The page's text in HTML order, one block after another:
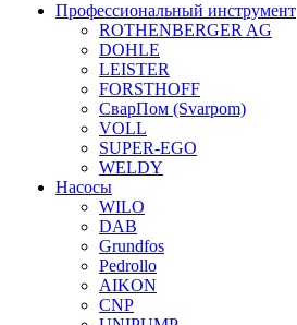
Профессиональный инструмент
ROTHENBERGER AG
DOHLE
LEISTER
FORSTHOFF
СварПом (Svarpom)
VOLL
SUPER-EGO
WELDY
Насосы
WILO
DAB
Grundfos
Pedrollo
AIKON
CNP